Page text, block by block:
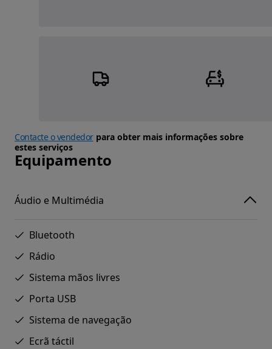
Contacte o vendedorpara obter mais informações sobre
estes serviços
Equipamento
Áudio e Multimédia
Bluetooth
Rádio
Sistema mãos livres
Porta USB
Sistema de navegação
Ecrã táctil